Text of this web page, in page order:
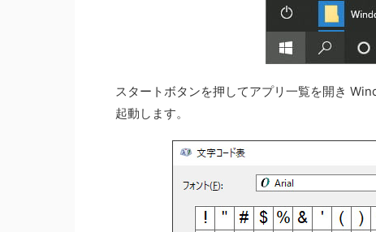
スタートボタンを押してアプリ一覧を開き
起動します。